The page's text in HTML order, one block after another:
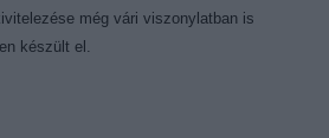
még vári viszonylatban is
készült el.